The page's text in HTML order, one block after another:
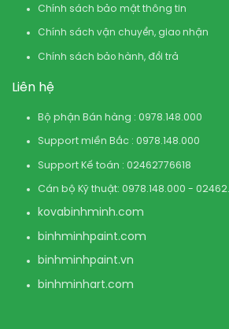
Chính sách bảo mật thông tin
Chính sách vận chuyển, giao nhận
Chính sách bảo hành, đổi trả
Liên hệ
Bộ phận Bán hàng : 0978.148.000
Support miền Bắc : 0978.148.000
Support Kế toán : 02462776618
Cán bộ Kỹ thuật: 0978.148.000 -
kovabinhminh.com
binhminhpaint.com
binhminhpaint.vn
binhminhart.com